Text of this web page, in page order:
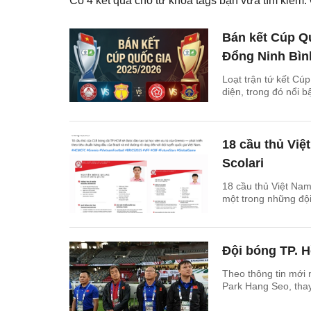
Bán kết Cúp
Đổng Ninh
Loạt trận tứ kết
diện, trong đó nổi
18 cầu thủ
Scolari
18 cầu thủ Việt
một trong những
Đội bóng TP.
Theo thông tin mới
Park Hang Seo,